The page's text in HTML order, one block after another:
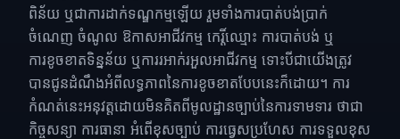
ពិន័យ ឬជាការដាក់ទណ្ឌកម្មឡើយ រួមទាំងការបាត់បង់ប្រាក់
ចំណេញ ចំណូល ឱកាសអាជីវកម្ម កេរ្តិ៍ឈ្មោះ ការបាត់បង់ ឬ
ការខូចខាតទិន្នន័យ ឬការរអាក់រអួលអាជីវកម្ម ទោះបីជាយើងត្រូវ
បានជូនដំណឹងអំពីលទ្ធភាពនៃការខូចខាតបែបនេះក៏ដោយ។ ការ
កំណត់នេះអនុវត្តដោយមិនគិតពីមូលដ្ឋានច្បាប់នៃការទាមទារ ថាជា
កិច្ចសន្យា ការធានា អំពើខុសច្បាប់ ការធ្វេសប្រហែស ការទទួលខុស